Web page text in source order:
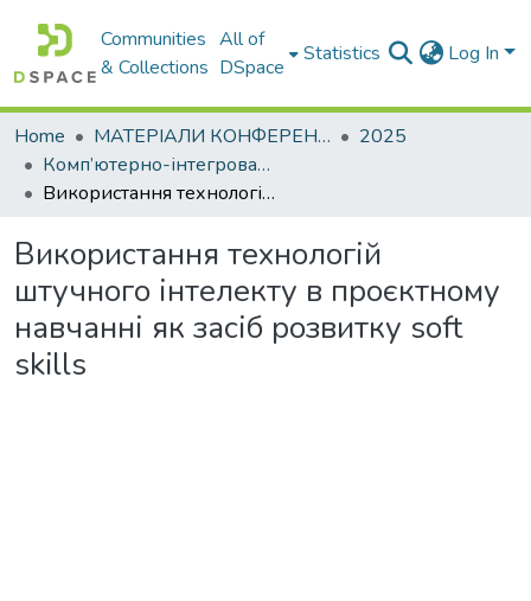
Communities
& Collections
All of
DSpace
Statistics Log In
Home МАТЕРІАЛИ КОНФЕРЕНЦІЙ
2025
Комп’ютерно-інтегровані технології автоматизації технологічних процесів на транспорті та у виробництві
Використання технологій штучного інтелекту в проєктному навчанні як засіб розвитку soft skills
Використання технологій
штучного інтелекту в проєктному
навчанні як засіб розвитку soft
skills